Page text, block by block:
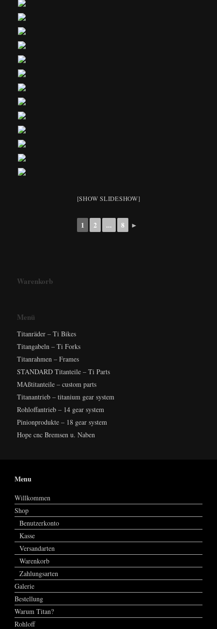
[SHOW SLIDESHOW]
1 2 ... 8 ►
Warenkorb
Menü
Titanräder – Ti Bikes
Titangabeln – Ti Forks
Titanrahmen – Frames
STANDARD Titanteile – Ti Parts
MAßtitanteile – custom parts
Titanantrieb – titanium gear system
Rohloffantrieb – 14 gear system
Pinionprodukte – 18 gear system
Hope cnc Bremsen u. Naben
Menu
Willkommen
Shop
Benutzerkonto
Kasse
Versandarten
Warenkorb
Zahlungsarten
Galerie
Bestellung
Warum Titan?
Rohloff